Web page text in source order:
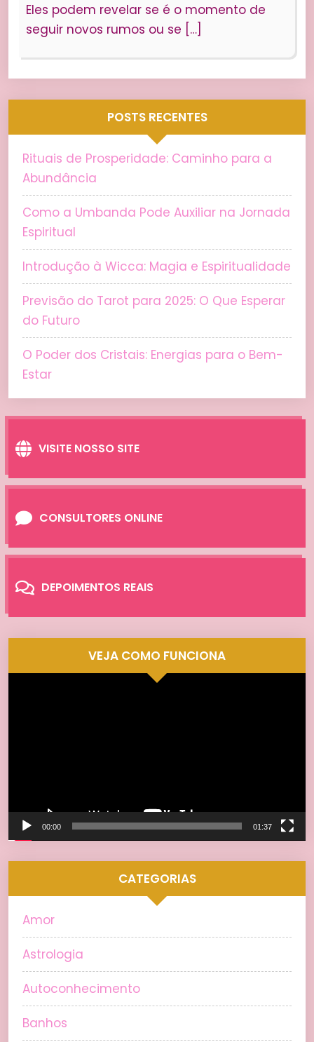
Eles podem revelar se é o momento de
seguir novos rumos ou se […]
POSTS RECENTES
Rituais de Prosperidade: Caminho para a
Abundância
Como a Umbanda Pode Auxiliar na Jornada
Espiritual
Introdução à Wicca: Magia e Espiritualidade
Previsão do Tarot para 2025: O Que Esperar
do Futuro
O Poder dos Cristais: Energias para o Bem-
Estar
VISITE NOSSO SITE
CONSULTORES ONLINE
DEPOIMENTOS REAIS
VEJA COMO FUNCIONA
00:00 01:37
CATEGORIAS
Amor
Astrologia
Autoconhecimento
Banhos